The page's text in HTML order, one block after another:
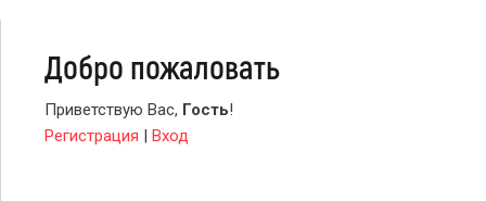
Добро пожаловать
Приветствую Вас, Гость!
Регистрация | Вход